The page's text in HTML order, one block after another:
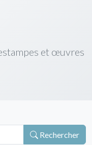
et œuvres
Rechercher